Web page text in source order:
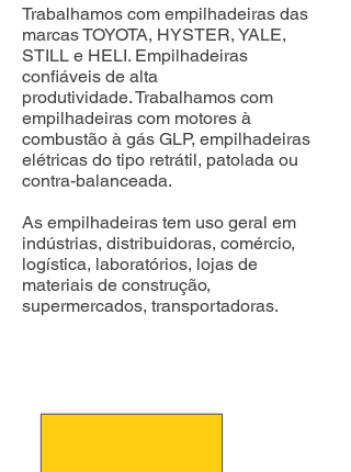
Trabalhamos com empilhadeiras das
marcas TOYOTA, HYSTER, YALE,
STILL e HELI. Empilhadeiras
confiáveis de alta
produtividade.Trabalhamos com
empilhadeiras com motores à
combustão à gás GLP, empilhadeiras
elétricas do tipo retrátil, patolada ou
contra-balanceada.
As empilhadeiras tem uso geral em
indústrias, distribuidoras, comércio,
logística, laboratórios, lojas de
materiais de construção,
supermercados, transportadoras.